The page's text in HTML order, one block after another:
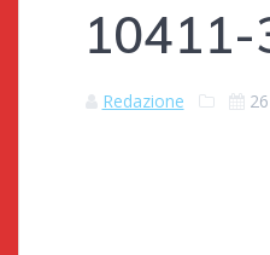
10411-
Redazione